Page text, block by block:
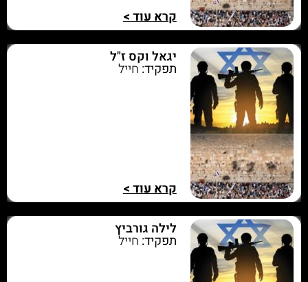
קרא עוד >
יגאל וקס ז"ל
תפקיד:חייל
קרא עוד >
לילה גורביץ
תפקיד: חייל